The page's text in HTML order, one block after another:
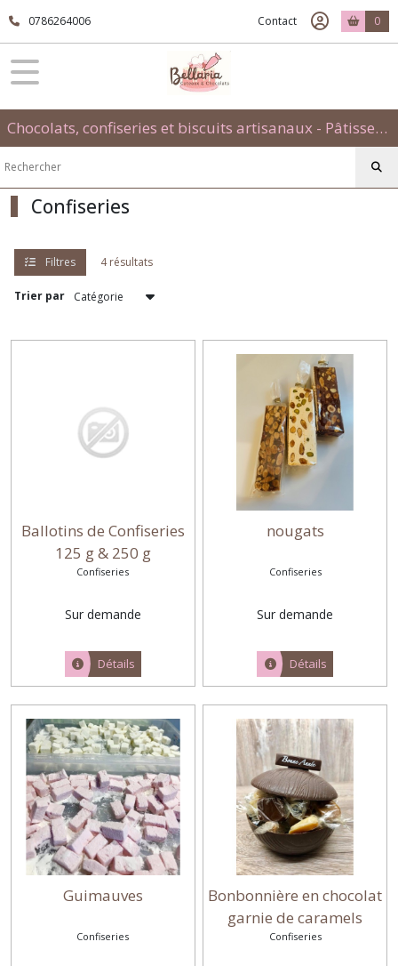
0786264006 Contact 0
Chocolats, confiseries et biscuits artisanaux - Pâtisseries évènementielles et traditionnelles
Confiseries
Filtres 4 résultats
Trier par
Ballotins de Confiseries
125 g & 250 g
Confiseries
Sur demande
Détails
nougats
Confiseries
Sur demande
Détails
Guimauves
Confiseries
Bonbonnière en chocolat
garnie de caramels
mous
Confiseries
Fermer
FILTRES
Tous
les
Confiseries
les
résultats